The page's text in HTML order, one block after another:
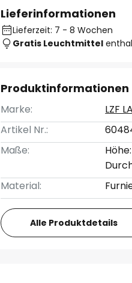
Lieferinformationen
Lieferzeit: 7 - 8 Wochen
Gratis Leuchtmittel
Produktinformationen
Marke:
LZF
Artikel Nr.:
Maße:
Material:
Alle Produktdetails